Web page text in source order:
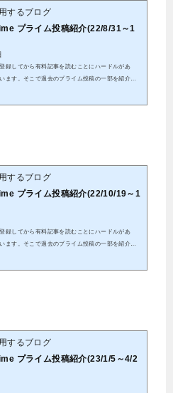
するブログ
プライム投稿紹介(22/8/31～1
録してから有料記事を読むことにハードルがあ
ます。そこで過去のプライム投稿の一部を紹介致
するブログ
プライム投稿紹介(22/10/19～1
録してから有料記事を読むことにハードルがあ
ます。そこで過去のプライム投稿の一部を紹介致
するブログ
プライム投稿紹介(23/1/5～4/2